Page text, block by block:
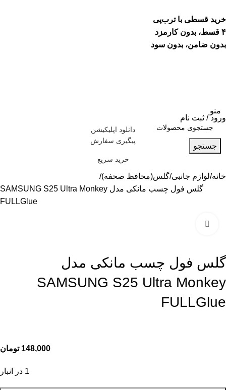
خرید قسطی با ترب‌پی
۴ قسط، بدون کارمزد
بدون ضامن، بدون سود
ورود / ثبت نام
دانلود اپلیکیشن
پیگیری سفارش
منو
جستجو
خرید سریع
خانه لوازم جانبی گلس(محافظ صحفه)
گلس فول چسب مانکی مدل SAMSUNG S25 Ultra Monkey
FULLGlue
گلس فول چسب مانکی مدل
SAMSUNG S25 Ultra Monkey
FULLGlue
148,000 تومان
1 در انبار